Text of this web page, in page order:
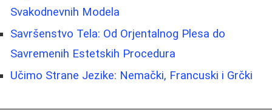
Svakodnevnih Modela
Savršenstvo Tela: Od Orjentalnog Plesa do
Savremenih Estetskih Procedura
Učimo Strane Jezike: Nemački, Francuski i Grčki